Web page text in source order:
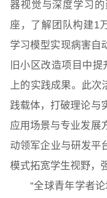
器视觉与深度学习
座，了解团队构建1
学习模型实现病害自
旧小区改造项目中
上的实践成果。此
践载体，打破理论与
应用场景与专业发展
动领军企业与研发平
模式拓宽学生视野，
“全球青年学者